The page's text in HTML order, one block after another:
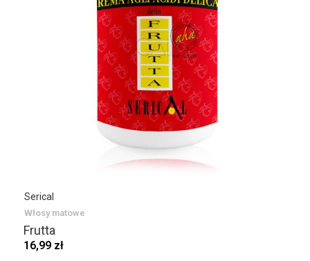
Serical
Włosy matowe
Frutta
16,99 zł